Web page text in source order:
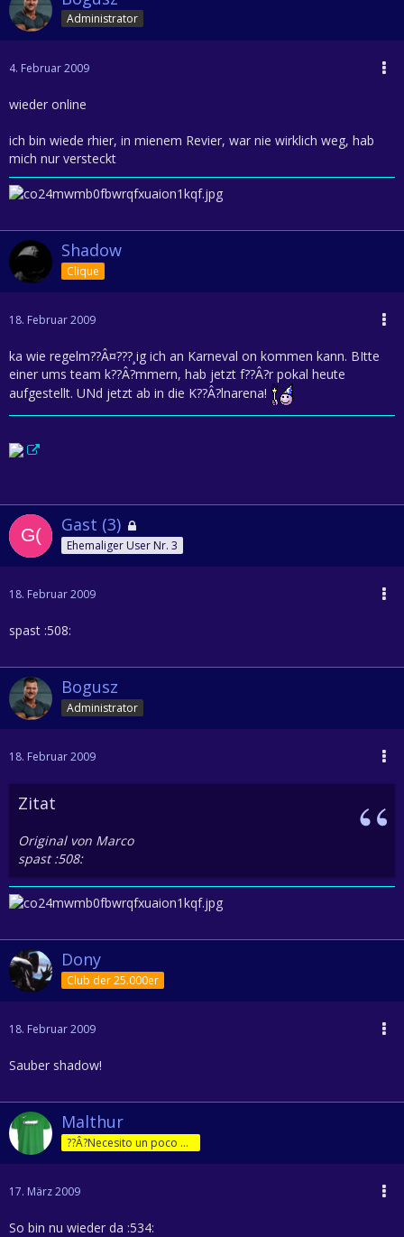
Administrator
4. Februar 2009
wieder online
ich bin wiede rhier, in mienem Revier, war nie wirklich weg, hab
mich nur versteckt
Shadow
Clique
18. Februar 2009
ka wie regelm??Â¤???¸ig ich an Karneval on kommen kann. BItte
einer ums team k??Â?mmern, hab jetzt f??Â?r pokal heute
aufgestellt. UNd jetzt ab in die K??Â?lnarena!
Gast (3)
Ehemaliger User Nr. 3
18. Februar 2009
spast :508:
Bogusz
Administrator
18. Februar 2009
Zitat
Original von Marco
spast :508:
Dony
Club der 25.000er
18. Februar 2009
Sauber shadow!
Malthur
??Â?Necesito un poco de jam??Â?n!
17. März 2009
So bin nu wieder da :534: